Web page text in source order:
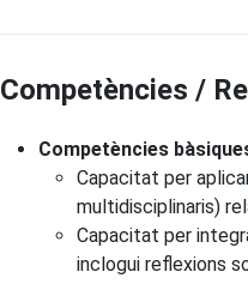
Competències /
Competències
Capacitat per
multidisciplinaris)
Capacitat per
inclogui reflexions